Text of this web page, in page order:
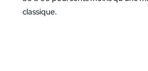
classique.